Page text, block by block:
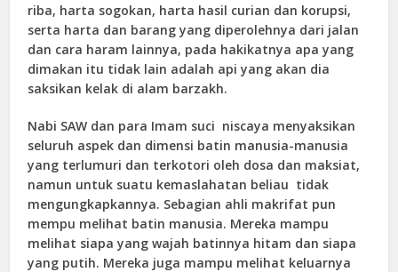
riba, harta sogokan, harta hasil curian dan korupsi,
serta harta dan barang yang diperolehnya dari jalan
dan cara haram lainnya, pada hakikatnya apa yang
dimakan itu tidak lain adalah api yang akan dia
saksikan kelak di alam barzakh.
Nabi SAW dan para Imam suci niscaya menyaksikan
seluruh aspek dan dimensi batin manusia-manusia
yang terlumuri dan terkotori oleh dosa dan maksiat,
namun untuk suatu kemaslahatan beliau tidak
mengungkapkannya. Sebagian ahli makrifat pun
mempu melihat batin manusia. Mereka mampu
melihat siapa yang wajah batinnya hitam dan siapa
yang putih. Mereka juga mampu melihat keluarnya